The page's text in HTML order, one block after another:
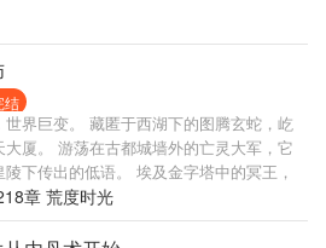
修仙界，觉醒长生系统，竟然还送了一
为伴。 我陈浔对打打杀杀没有兴趣，也不
人，只想带着老牛看遍世间繁华。 一个不
了腰间的三把开山斧，又一个不经意，
块腹肌。 他缓缓戴上了悍匪头套，露出
“我陈浔和老牛最讲道理。” 整个诸天万界
套……套上了。 一个炼气期的火球术突然
是被加成了数千上万倍，无尽业火燃尽天
灭…… “阁下虽然很强，但还不足以让我用
结
世界巨变。 藏匿于西湖下的图腾玄蛇，屹
大厦。 游荡在古都城墙外的亡灵大军，它
下传出的低语。 埃及金字塔中的冥王，
始终觊觎着东方大地！ 伦敦有着伟大的
希腊帕特农圣山上，有神女祈福。 威尼斯
章 荒度时光